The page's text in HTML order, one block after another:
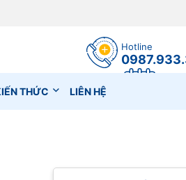
Hotline
THỨC LIÊN HỆ